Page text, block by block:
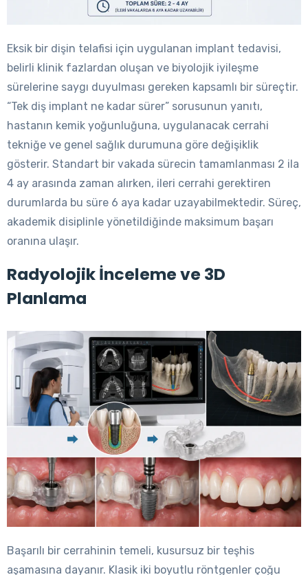
Eksik bir dişin telafisi için uygulanan implant tedavisi,
belirli klinik fazlardan oluşan ve biyolojik iyileşme
sürelerine saygı duyulması gereken kapsamlı bir süreçtir.
“Tek diş implant ne kadar sürer” sorusunun yanıtı,
hastanın kemik yoğunluğuna, uygulanacak cerrahi
tekniğe ve genel sağlık durumuna göre değişiklik
gösterir. Standart bir vakada sürecin tamamlanması 2 ila
4 ay arasında zaman alırken, ileri cerrahi gerektiren
durumlarda bu süre 6 aya kadar uzayabilmektedir. Süreç,
akademik disiplinle yönetildiğinde maksimum başarı
oranına ulaşır.
Radyolojik İnceleme ve 3D
Planlama
Başarılı bir cerrahinin temeli, kusursuz bir teşhis
aşamasına dayanır. Klasik iki boyutlu röntgenler çoğu